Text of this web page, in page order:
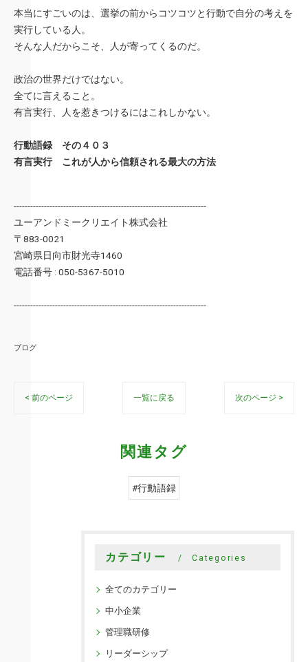
本当にすごいのは、選挙の前からコツコツと行動で自分の考えを
実行している人。
そんな人だからこそ、人が寄ってくるのだ。
政治の世界だけではない。
全てに言えること。
有言実行、人を惹きつけるにはこれしかない。
行動語録 その４０３
有言実行 これが人から信頼される最大の方法
----------------------------------------------------------------------
ユーアンドミークリエイト株式会社
〒883-0021
宮崎県日向市財光寺1460
電話番号 : 050-5367-5010
----------------------------------------------------------------------
ブログ
< 前のページ 一覧に戻る 次のページ >
関連タグ
#行動語録
カテゴリー Categories
全てのカテゴリー
中小企業
管理職研修
リーダーシップ